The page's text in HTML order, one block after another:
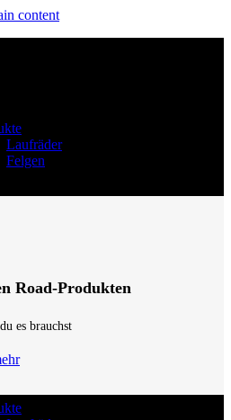
content
Laufräder
Felgen
Road-Produkten
es brauchst